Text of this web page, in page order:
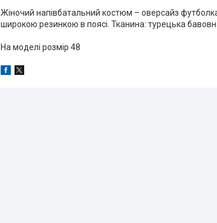
Жіночий напівбатальний костюм – оверсайз
широкою резинкою в поясі. Тканина: турецька
На моделі розмір 48